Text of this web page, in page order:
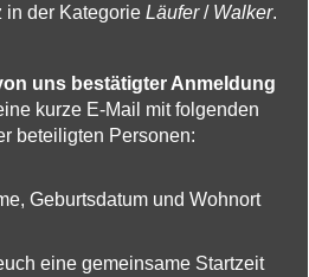
in der Kategorie Läufer/ Walker.
uns bestätigter Anmeldung
kurze E-Mail mit folgenden
beteiligten Personen:
Geburtsdatum und Wohnort
eine gemeinsame Startzeit